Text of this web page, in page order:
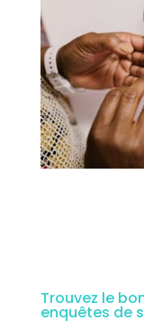
Trouvez le
enquêtes de